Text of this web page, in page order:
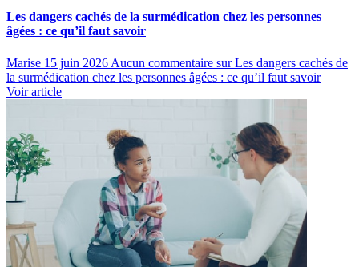
Les dangers cachés de la surmédication chez les personnes
âgées : ce qu’il faut savoir
Marise 15 juin 2026 Aucun commentaire sur Les dangers cachés de
la surmédication chez les personnes âgées : ce qu’il faut savoir
Voir article